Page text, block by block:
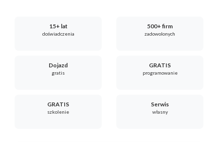
15+ lat
doświadczenia
500+ firm
zadowolonych
Dojazd
gratis
GRATIS
programowanie
GRATIS
szkolenie
Serwis
własny